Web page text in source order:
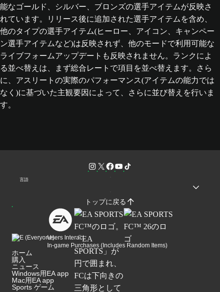
能なゴールド、シルバー、ブロンズの選手アイテムが反映さ
れています。リリース後に追加された選手アイテムを含め、
他のタイプの選手アイテム(ヒーロー、アイコン、キャンペー
ン選手アイテムなど)は反映されず、他のモードで利用可能な
ライブフォームアップデートも反映されません。ランクによ
る並べ替えは、まず総合レートで項目を並べ替えます。さら
に、アスリートの実際のパフォーマンス(アイテムの能力では
なく)に基づいた主観要因によって、さらに並び替えを行いま
す。
言語
トップに戻る
Users Interact
In-game Purchases (Includes Random Items)
ホーム
購入
ニュース
Windows用EA app
Mac用EA app
Sports ゲーム